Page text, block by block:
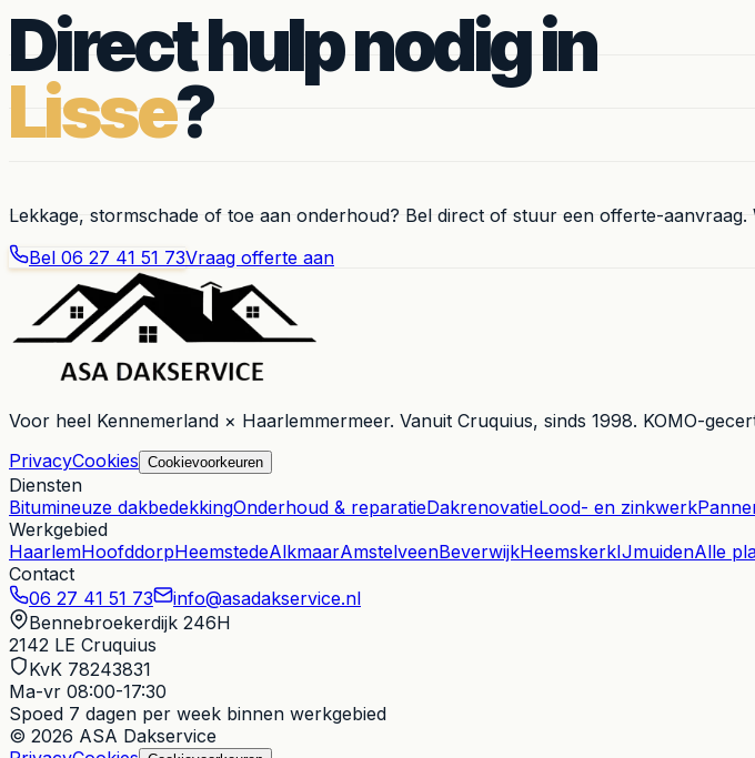
Direct hulp nodig in
Lisse?
Lekkage, stormschade of toe aan onderhoud? Bel direct of stuur een offerte-
Bel 06 27 41 51 73Vraag offerte aan
Voor heel Kennemerland × Haarlemmermeer. Vanuit Cruquius, sinds 1998. KOMO-
PrivacyCookies Cookievoorkeuren
Diensten
Bitumineuze dakbedekkingOnderhoud & reparatieDakrenovatieLood- en zinkwerk
Werkgebied
HaarlemHoofddorpHeemstedeAlkmaarAmstelveenBeverwijkHeemskerkIJmuidenAlle
Contact
06 27 41 51 73
info@asadakservice.nl
Bennebroekerdijk 246H
2142 LE Cruquius
KvK 78243831
Ma-vr 08:00-17:30
Spoed 7 dagen per week binnen werkgebied
© 2026 ASA Dakservice